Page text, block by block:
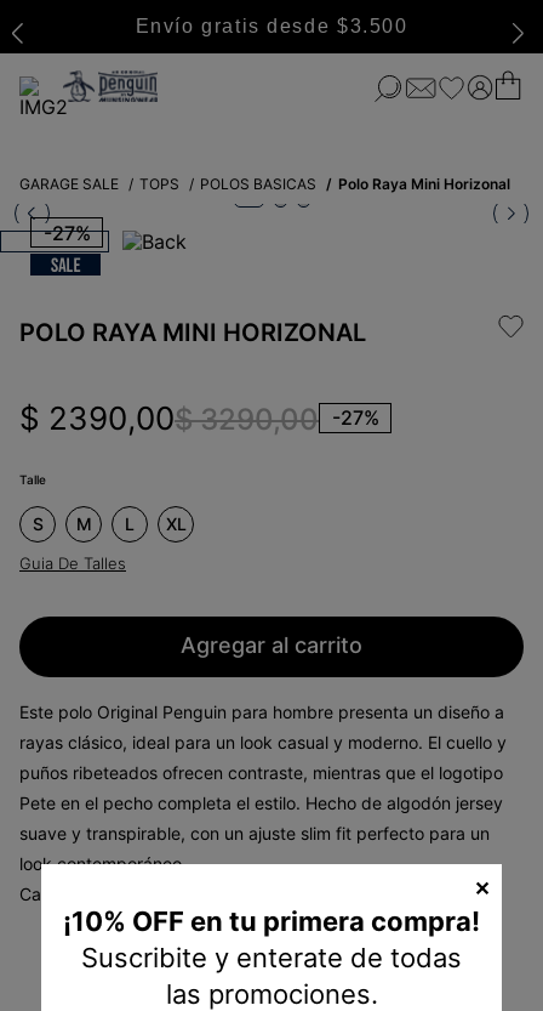
Envío gratis desde $3.500
GARAGE SALE TOPS POLOS BASICAS Polo Raya Mini Horizonal
-27%
POLO RAYA MINI HORIZONAL
$ 2390,00$ 3290,00 -27%
Talle
S M L XL
Guia De Talles
Agregar al carrito
Este polo Original Penguin para hombre presenta un diseño a
rayas clásico, ideal para un look casual y moderno. El cuello y
puños ribeteados ofrecen contraste, mientras que el logotipo
Pete en el pecho completa el estilo. Hecho de algodón jersey
suave y transpirable, con un ajuste slim fit perfecto para un
look contemporáneo.
Características:
Composición:
Algodón jersey suave y respirable.
Estilo clásico:Diseño a rayas con logotipo Pete en el
¡10% OFF en tu primera compra!
Suscribite y enterate de todas
las promociones.
✕